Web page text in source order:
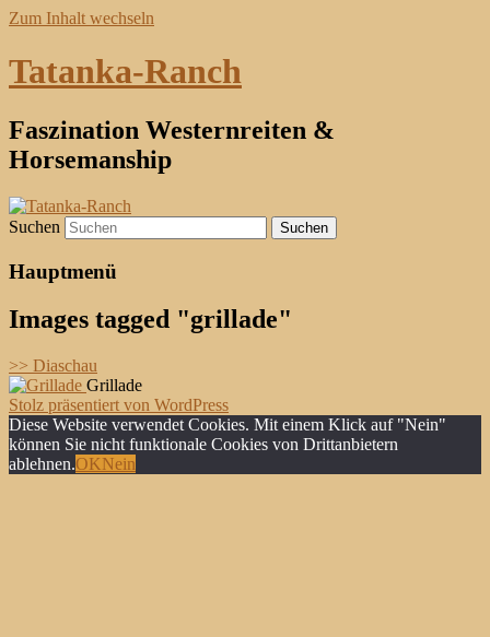
Zum Inhalt wechseln
Tatanka-Ranch
Faszination Westernreiten &
Horsemanship
Suchen
Hauptmenü
Images tagged "grillade"
>> Diaschau
Grillade
Stolz präsentiert von WordPress
Diese Website verwendet Cookies. Mit einem Klick auf "Nein"
können Sie nicht funktionale Cookies von Drittanbietern
ablehnen.OKNein